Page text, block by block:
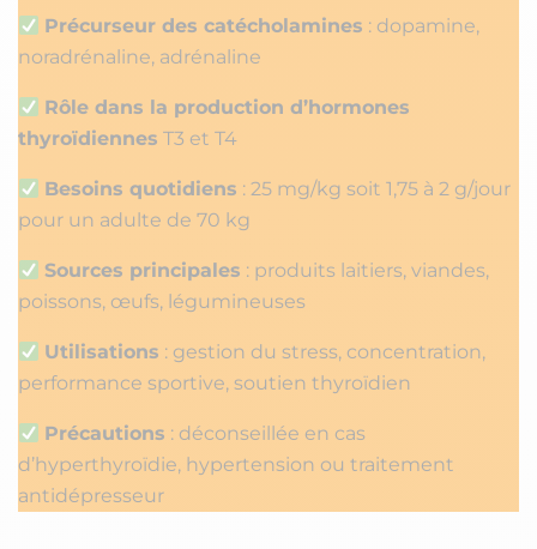
Précurseur des catécholamines : dopamine,
noradrénaline, adrénaline
Rôle dans la production d’hormones
thyroïdiennes T3 et T4
Besoins quotidiens : 25 mg/kg soit 1,75 à 2 g/jour
pour un adulte de 70 kg
Sources principales : produits laitiers, viandes,
poissons, œufs, légumineuses
Utilisations : gestion du stress, concentration,
performance sportive, soutien thyroïdien
Précautions : déconseillée en cas
d’hyperthyroïdie, hypertension ou traitement
antidépresseur